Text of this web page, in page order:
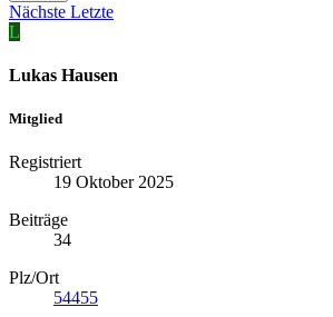
Nächste Letzte
L
Lukas Hausen
Mitglied
Registriert
19 Oktober 2025
Beiträge
34
Plz/Ort
54455